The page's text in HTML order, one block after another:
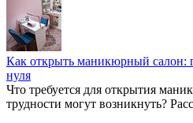
Как открыть маникюрный салон:
нуля
Что требуется для открытия
трудности могут возникнуть?